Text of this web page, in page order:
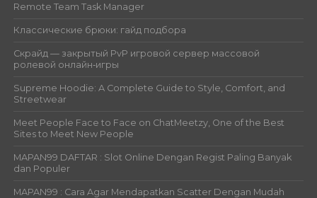
Remote Team Task Manager
Классические брюки: гайд подбора
Скрайд — закрытый PvP игровой сервер массовой
ролевой онлайн‑игры
Supreme Hoodie: A Complete Guide to Style, Comfort, and
Streetwear
Meet People Face to Face on ChatMeetzy, One of the Best
Sites to Meet New People
MAPAN99 DAFTAR : Slot Online Dengan Regist Paling Banyak
dan Populer
MAPAN99 : Cara Agar Mendapatkan Scatter Dengan Mudah